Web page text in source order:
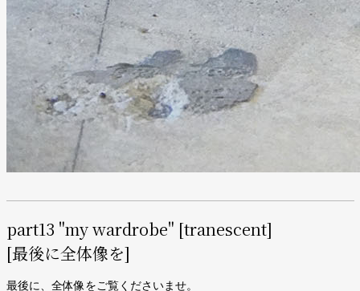
part13 "my wardrobe" [tranescent]
[最後に全体像を]
最後に、全体像をご覧くださいませ。